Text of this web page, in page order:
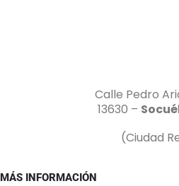
Calle Pedro
13630 –
(Ciudad
MÁS INFORMACIÓN